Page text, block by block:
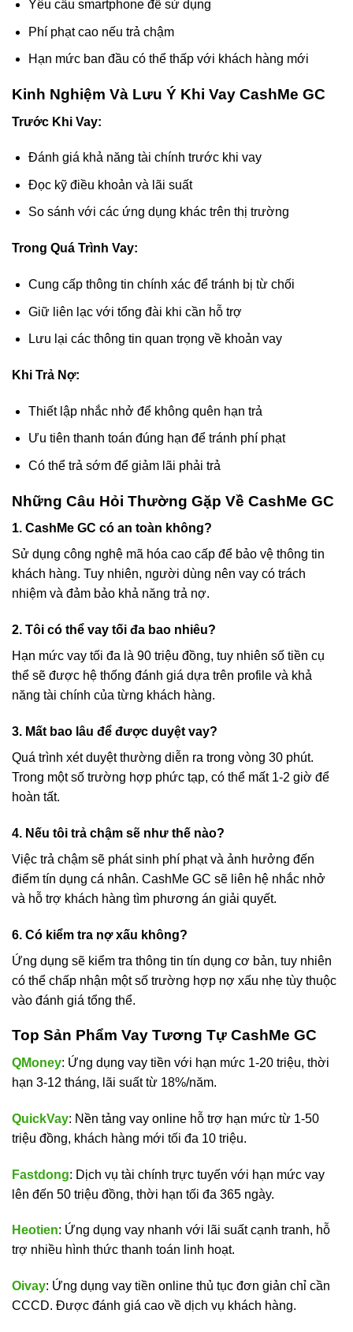
Yêu cầu smartphone để sử dụng
Phí phạt cao nếu trả chậm
Hạn mức ban đầu có thể thấp với khách hàng mới
Kinh Nghiệm Và Lưu Ý Khi Vay CashMe GC
Trước Khi Vay:
Đánh giá khả năng tài chính trước khi vay
Đọc kỹ điều khoản và lãi suất
So sánh với các ứng dụng khác trên thị trường
Trong Quá Trình Vay:
Cung cấp thông tin chính xác để tránh bị từ chối
Giữ liên lạc với tổng đài khi cần hỗ trợ
Lưu lại các thông tin quan trọng về khoản vay
Khi Trả Nợ:
Thiết lập nhắc nhở để không quên hạn trả
Ưu tiên thanh toán đúng hạn để tránh phí phạt
Có thể trả sớm để giảm lãi phải trả
Những Câu Hỏi Thường Gặp Về CashMe GC
1. CashMe GC có an toàn không?
Sử dụng công nghệ mã hóa cao cấp để bảo vệ thông tin
khách hàng. Tuy nhiên, người dùng nên vay có trách
nhiệm và đảm bảo khả năng trả nợ.
2. Tôi có thể vay tối đa bao nhiêu?
Hạn mức vay tối đa là 90 triệu đồng, tuy nhiên số tiền cụ
thể sẽ được hệ thống đánh giá dựa trên profile và khả
năng tài chính của từng khách hàng.
3. Mất bao lâu để được duyệt vay?
Quá trình xét duyệt thường diễn ra trong vòng 30 phút.
Trong một số trường hợp phức tạp, có thể mất 1-2 giờ để
hoàn tất.
4. Nếu tôi trả chậm sẽ như thế nào?
Việc trả chậm sẽ phát sinh phí phạt và ảnh hưởng đến
điểm tín dụng cá nhân. CashMe GC sẽ liên hệ nhắc nhở
và hỗ trợ khách hàng tìm phương án giải quyết.
6. Có kiểm tra nợ xấu không?
Ứng dụng sẽ kiểm tra thông tin tín dụng cơ bản, tuy nhiên
có thể chấp nhận một số trường hợp nợ xấu nhẹ tùy thuộc
vào đánh giá tổng thể.
Top Sản Phẩm Vay Tương Tự CashMe GC
QMoney: Ứng dụng vay tiền với hạn mức 1-20 triệu, thời
hạn 3-12 tháng, lãi suất từ 18%/năm.
QuickVay: Nền tảng vay online hỗ trợ hạn mức từ 1-50
triệu đồng, khách hàng mới tối đa 10 triệu.
Fastdong: Dịch vụ tài chính trực tuyến với hạn mức vay
lên đến 50 triệu đồng, thời hạn tối đa 365 ngày.
Heotien: Ứng dụng vay nhanh với lãi suất cạnh tranh, hỗ
trợ nhiều hình thức thanh toán linh hoạt.
Oivay: Ứng dụng vay tiền online thủ tục đơn giản chỉ cần
CCCD. Được đánh giá cao về dịch vụ khách hàng.